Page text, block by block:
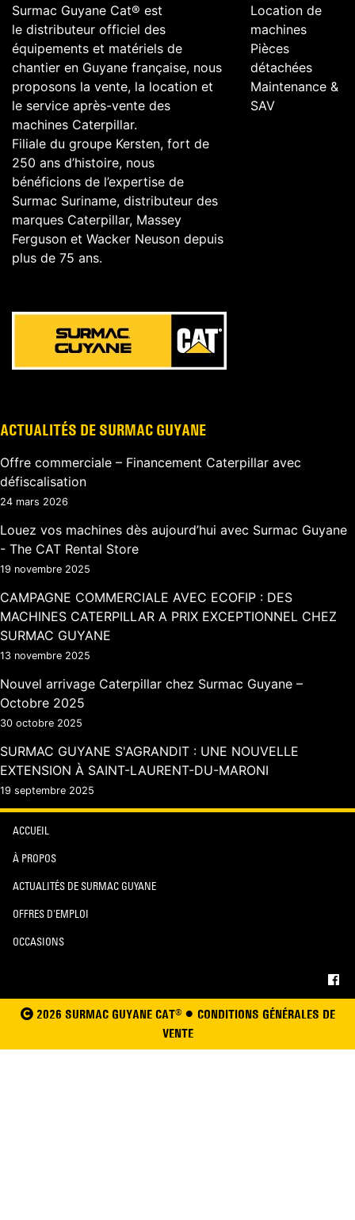
Surmac Guyane Cat® est
le distributeur officiel des
équipements et matériels de
chantier en Guyane française, nous
proposons la vente, la location et
le service après-vente des
machines Caterpillar.
Filiale du groupe Kersten, fort de
250 ans d’histoire, nous
bénéficions de l’expertise de
Surmac Suriname, distributeur des
marques Caterpillar, Massey
Ferguson et Wacker Neuson depuis
plus de 75 ans.
Location de
machines
Pièces
détachées
Maintenance &
SAV
ACTUALITÉS DE SURMAC GUYANE
Offre commerciale – Financement Caterpillar avec
défiscalisation
24 mars 2026
Louez vos machines dès aujourd’hui avec Surmac Guyane
- The CAT Rental Store
19 novembre 2025
CAMPAGNE COMMERCIALE AVEC ECOFIP : DES
MACHINES CATERPILLAR A PRIX EXCEPTIONNEL CHEZ
SURMAC GUYANE
13 novembre 2025
Nouvel arrivage Caterpillar chez Surmac Guyane –
Octobre 2025
30 octobre 2025
SURMAC GUYANE S'AGRANDIT : UNE NOUVELLE
EXTENSION À SAINT-LAURENT-DU-MARONI
19 septembre 2025
ACCUEIL
À PROPOS
ACTUALITÉS DE SURMAC GUYANE
OFFRES D'EMPLOI
OCCASIONS
2026 SURMAC GUYANE CAT® • CONDITIONS GÉNÉRALES DE
VENTE